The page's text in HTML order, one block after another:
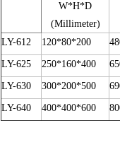
W*H*D
(Millimeter)
LY-612 120*80*200
LY-625 250*160*400
LY-630 300*200*500
LY-640 400*400*600